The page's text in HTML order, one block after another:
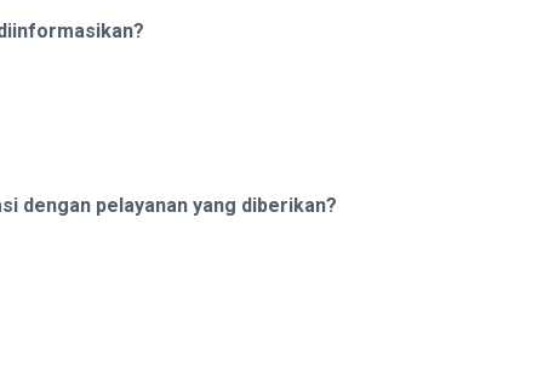
dengan pelayanan yang diberikan?